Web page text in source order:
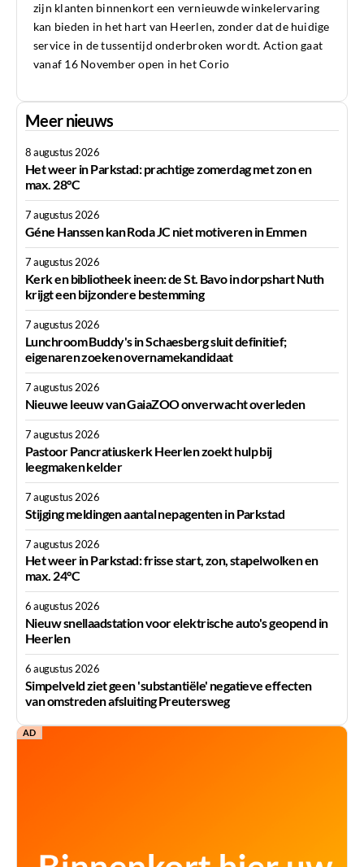
zijn klanten binnenkort een vernieuwde winkelervaring
kan bieden in het hart van Heerlen, zonder dat de huidige
service in de tussentijd onderbroken wordt. Action gaat
vanaf 16 November open in het Corio
Meer nieuws
8 augustus 2026
Het weer in Parkstad: prachtige zomerdag met zon en
max. 28°C
7 augustus 2026
Géne Hanssen kan Roda JC niet motiveren in Emmen
7 augustus 2026
Kerk en bibliotheek ineen: de St. Bavo in dorpshart Nuth
krijgt een bijzondere bestemming
7 augustus 2026
Lunchroom Buddy's in Schaesberg sluit definitief;
eigenaren zoeken overnamekandidaat
7 augustus 2026
Nieuwe leeuw van GaiaZOO onverwacht overleden
7 augustus 2026
Pastoor Pancratiuskerk Heerlen zoekt hulp bij
leegmaken kelder
7 augustus 2026
Stijging meldingen aantal nepagenten in Parkstad
7 augustus 2026
Het weer in Parkstad: frisse start, zon, stapelwolken en
max. 24°C
6 augustus 2026
Nieuw snellaadstation voor elektrische auto's geopend in
Heerlen
6 augustus 2026
Simpelveld ziet geen 'substantiële' negatieve effecten
van omstreden afsluiting Preutersweg
AD